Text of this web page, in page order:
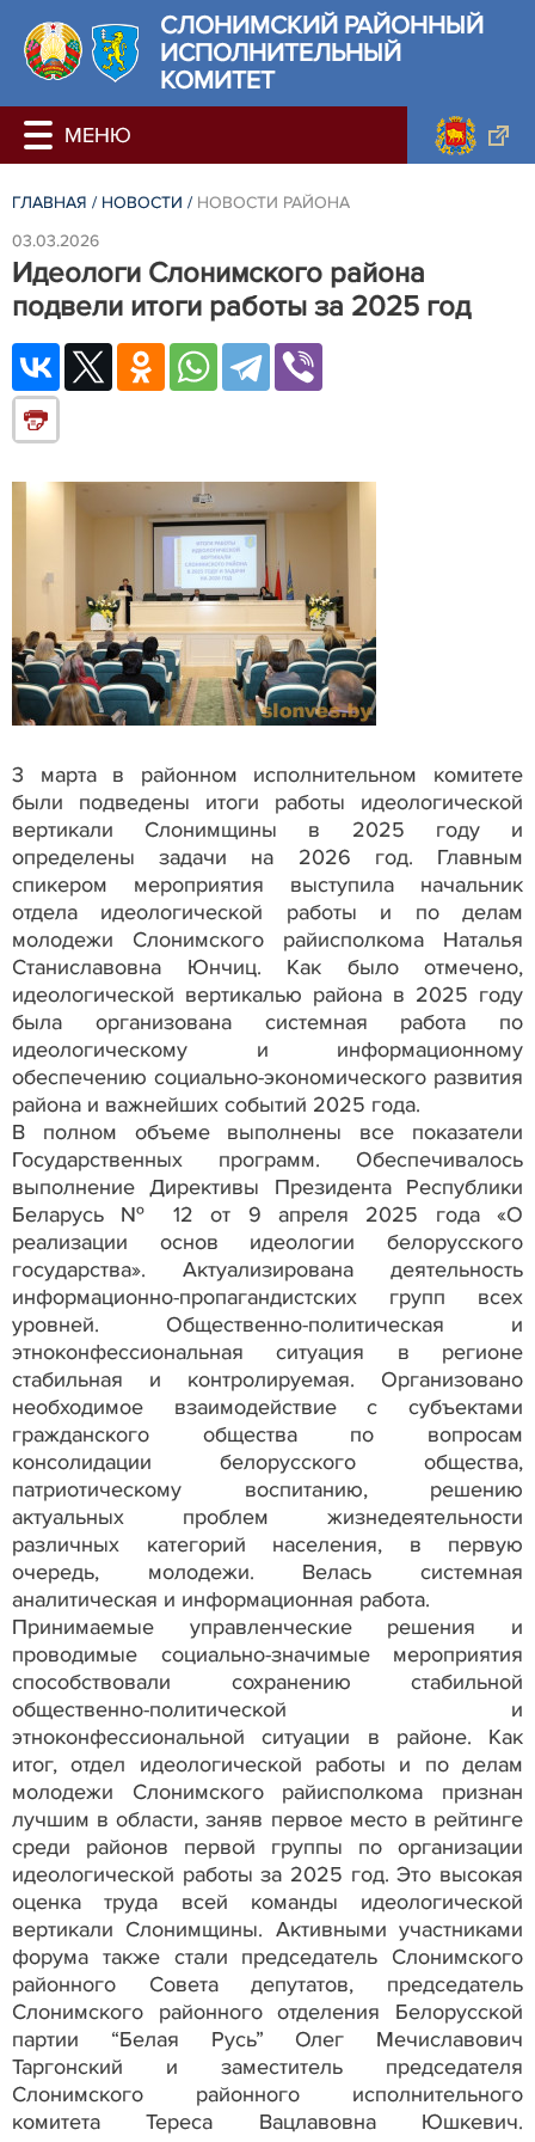
СЛОНИМСКИЙ РАЙОННЫЙ
ИСПОЛНИТЕЛЬНЫЙ
КОМИТЕТ
ГЛАВНАЯ / НОВОСТИ / НОВОСТИ РАЙОНА
03.03.2026
Идеологи Слонимского района
подвели итоги работы за 2025 год
3 марта в районном исполнительном комитете
были подведены итоги работы идеологической
вертикали Слонимщины в 2025 году и
определены задачи на 2026 год. Главным
спикером мероприятия выступила начальник
отдела идеологической работы и по делам
молодежи Слонимского райисполкома Наталья
Станиславовна Юнчиц. Как было отмечено,
идеологической вертикалью района в 2025 году
была организована системная работа по
идеологическому и информационному
обеспечению социально-экономического развития
района и важнейших событий 2025 года.
В полном объеме выполнены все показатели
Государственных программ. Обеспечивалось
выполнение Директивы Президента Республики
Беларусь № 12 от 9 апреля 2025 года «О
реализации основ идеологии белорусского
государства». Актуализирована деятельность
информационно-пропагандистских групп всех
уровней. Общественно-политическая и
этноконфессиональная ситуация в регионе
стабильная и контролируемая. Организовано
необходимое взаимодействие с субъектами
гражданского общества по вопросам
консолидации белорусского общества,
патриотическому воспитанию, решению
актуальных проблем жизнедеятельности
различных категорий населения, в первую
очередь, молодежи. Велась системная
аналитическая и информационная работа.
Принимаемые управленческие решения и
проводимые социально-значимые мероприятия
способствовали сохранению стабильной
общественно-политической и
этноконфессиональной ситуации в районе. Как
итог, отдел идеологической работы и по делам
молодежи Слонимского райисполкома признан
лучшим в области, заняв первое место в рейтинге
среди районов первой группы по организации
идеологической работы за 2025 год. Это высокая
оценка труда всей команды идеологической
вертикали Слонимщины. Активными участниками
форума также стали председатель Слонимского
районного Совета депутатов, председатель
Слонимского районного отделения Белорусской
партии “Белая Русь” Олег Мечиславович
Таргонский и заместитель председателя
Слонимского районного исполнительного
комитета Тереса Вацлавовна Юшкевич.